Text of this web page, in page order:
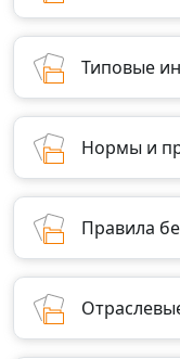
Типовые
Нормы и
Правила